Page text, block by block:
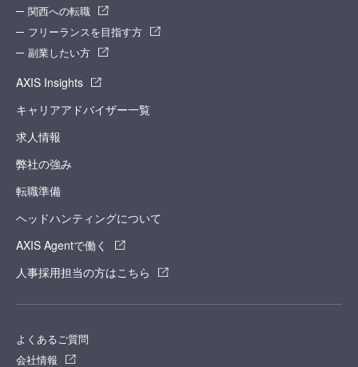
関西への転職
フリーランスを目指す方
副業したい方
AXIS Insights
キャリアアドバイザー一覧
求人情報
弊社の強み
転職準備
ヘッドハンティングについて
AXIS Agentで働く
人事採用担当の方はこちら
よくあるご質問
会社情報